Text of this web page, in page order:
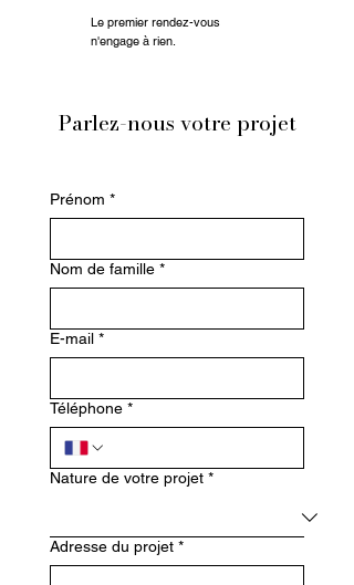
Le premier rendez-vous
n'engage à rien.
Parlez-nous votre projet
Prénom *
Nom de famille *
E-mail *
Téléphone *
Nature de votre projet *
Adresse du projet *